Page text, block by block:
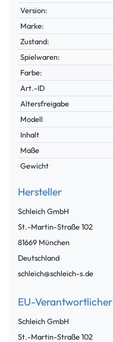
Merkmal
Version:
Marke:
Zustand:
Spielwaren:
Farbe:
Technisches
Merkmal
Wert
Art.-ID
Altersfreigabe
Modell
Inhalt
Maße
Gewicht
Hersteller
Schleich GmbH
St.-Martin-Straße102
81669 München
Deutschland
schleich@schleich-s.de
EU-Verantwortlicher
Schleich GmbH
St.-Martin-Straße102